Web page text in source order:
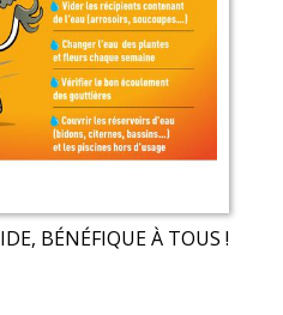
BÉNÉFIQUE À TOUS !